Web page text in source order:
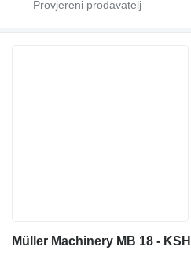
Müller Machinery MB 18 - KSH